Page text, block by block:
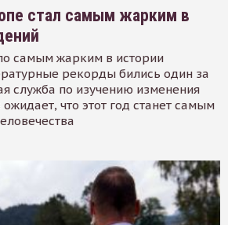
стал самым жарким в
самым жарким в истории
рекорды бились один за
служба по изучению изменения
что этот год станет самым